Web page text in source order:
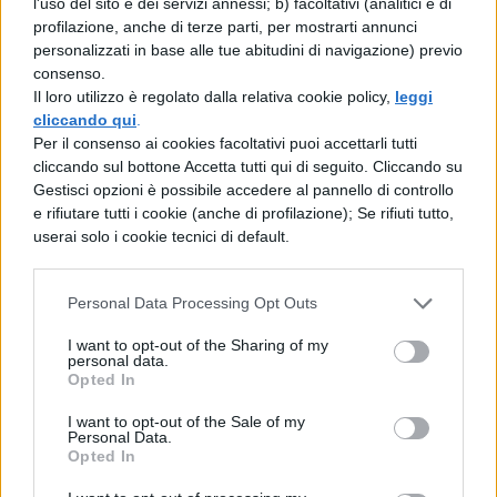
profilazione, anche di terze parti, per mostrarti annunci
personalizzati in base alle tue abitudini di navigazione) previo
consenso.
Il loro utilizzo è regolato dalla relativa cookie policy, leggi
cliccando qui
Per il consenso ai cookies facoltativi puoi accettarli tutti
cliccando sul bottone Accetta tutti qui di seguito. Cliccando su
Gestisci opzioni è possibile accedere al pannello di controllo
e rifiutare tutti i cookie (anche di profilazione); Se rifiuti tutto,
userai solo i cookie tecnici di default.
Personal Data Processing Opt Outs
I want to opt-out of the Sharing of my
personal data.
Opted In
I want to opt-out of the Sale of my
Personal Data.
Opted In
effetto.Può essere una citazione
inerente al tema o all’autore trattato o
una frase che porti i professori a
guardare con interesse alla tua tesina (a
incuriosirli).
Introduci l’argomento centrale del
tuo lavoroe qual è la tesi principale
Illustra il metodo di lavoro adottato:
ricerche che hai fatto su testi,
documenti, interviste o altro o quali